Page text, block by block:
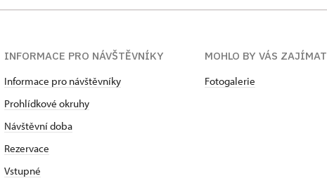
INFORMACE PRO NÁVŠTĚVNÍKY
Informace pro návštěvníky
Prohlídkové okruhy
Návštěvní doba
Rezervace
Vstupné
MOHLO BY VÁS ZAJÍMAT
Fotogalerie